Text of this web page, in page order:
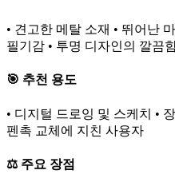
• 견고한 메탈 소재 • 뛰어난
필기감 • 투명 디자인의 깔끔
🎯 추천 용도
• 디지털 드로잉 및 스케치 •
펜촉 교체에 지친 사용자
⚖️ 주요 장점